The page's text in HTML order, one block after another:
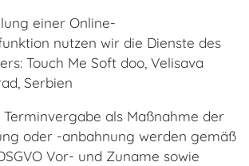
einer Online-
nutzen wir die Dienste des
Touch Me Soft doo, Velisava
Serbien
als Maßnahme der
oder -anbahnung werden gemäß
Vor- und Zuname sowie